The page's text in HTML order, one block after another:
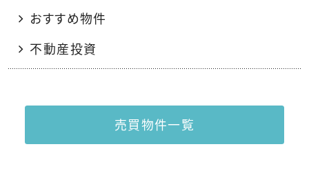
おすすめ物件
不動産投資
売買物件一覧